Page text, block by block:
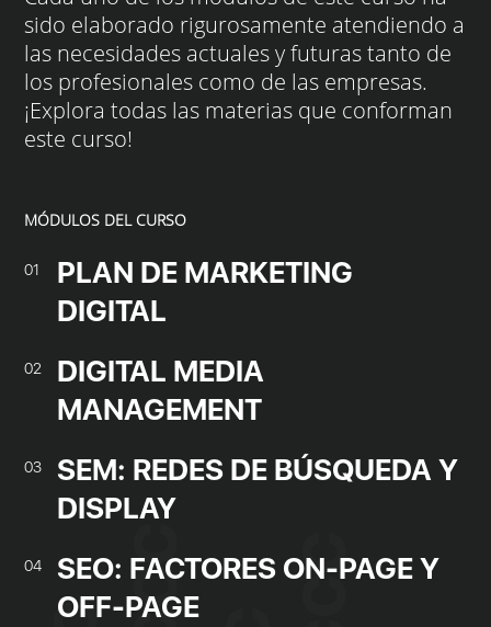
sido elaborado rigurosamente atendiendo a
las necesidades actuales y futuras tanto de
los profesionales como de las empresas.
¡Explora todas las materias que conforman
este curso!
MÓDULOS DEL CURSO
01
PLAN DE MARKETING
DIGITAL
02
DIGITAL MEDIA
MANAGEMENT
03
SEM: REDES DE BÚSQUEDA Y
DISPLAY
04
SEO: FACTORES ON-PAGE Y
OFF-PAGE